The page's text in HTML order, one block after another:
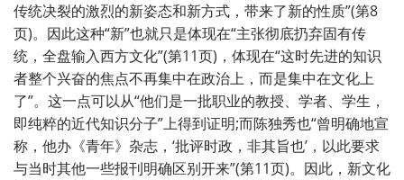
传统决裂的激烈的新姿态和新方式，带来了新的性质”(第8
页)。因此这种“新”也就只是体现在“主张彻底扔弃固有传
统，全盘输入西方文化”(第11页)，体现在“这时先进的知识
者整个兴奋的焦点不再集中在政治上，而是集中在文化上
了”。这一点可以从“他们是一批职业的教授、学者、学生，
即纯粹的近代知识分子”上得到证明;而陈独秀也“曾明确地宣
称，他办《青年》杂志，‘批评时政，非其旨也’，以此要求
与当时其他一些报刊明确区别开来”(第11页)。因此，新文化